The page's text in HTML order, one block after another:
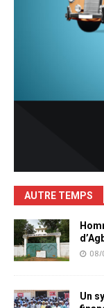
AUTRE TEMPS
Un